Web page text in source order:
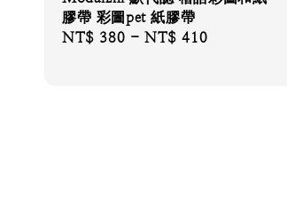
膠帶 彩圖pet 紙膠帶
Regular
NT$ 380 -NT$ 410